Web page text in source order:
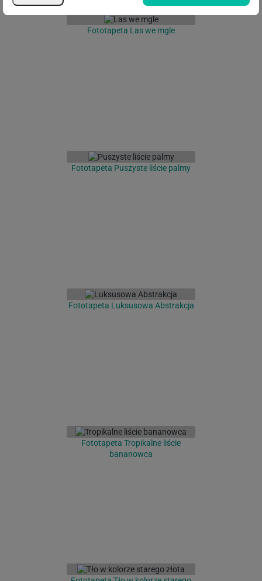
Fototapeta Las we mgle
Fototapeta Puszyste liście palmy
Fototapeta Luksusowa Abstrakcja
Fototapeta Tropikalne liście
bananowca